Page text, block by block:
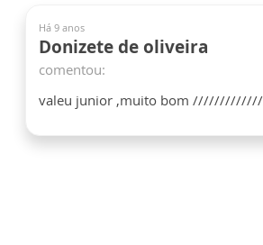
Há 9 anos
Donizete de oliveira
comentou:
valeu junior ,muito bom